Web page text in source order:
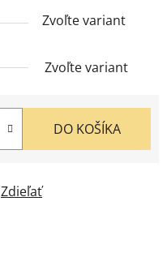
Zvoľte variant
Zvoľte variant
DO KOŠÍKA
Zdieľať